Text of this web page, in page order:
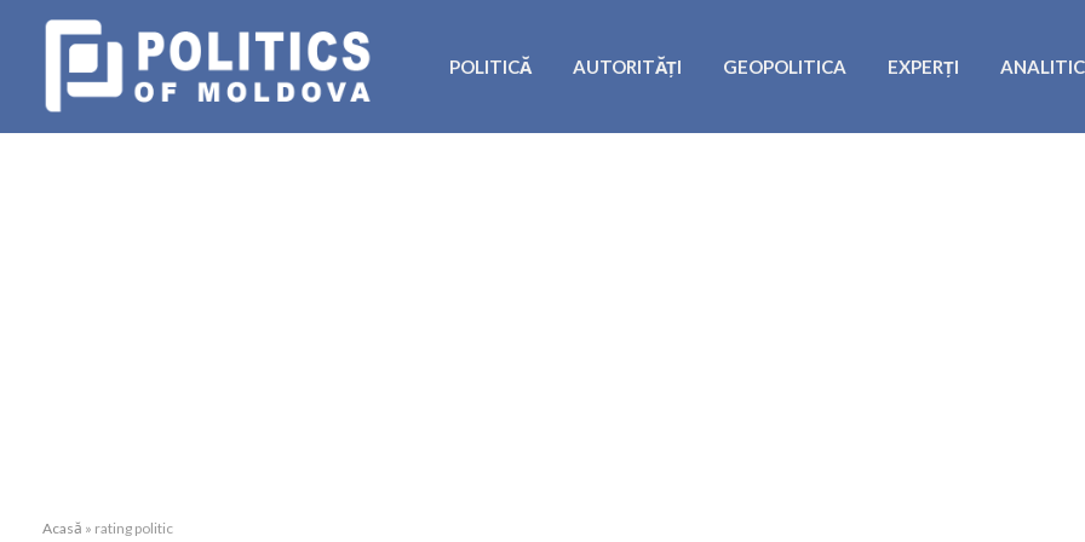
POLITICĂ AUTORITĂȚI GEOPOLITICA EXPERȚI
Acasă » rating politic